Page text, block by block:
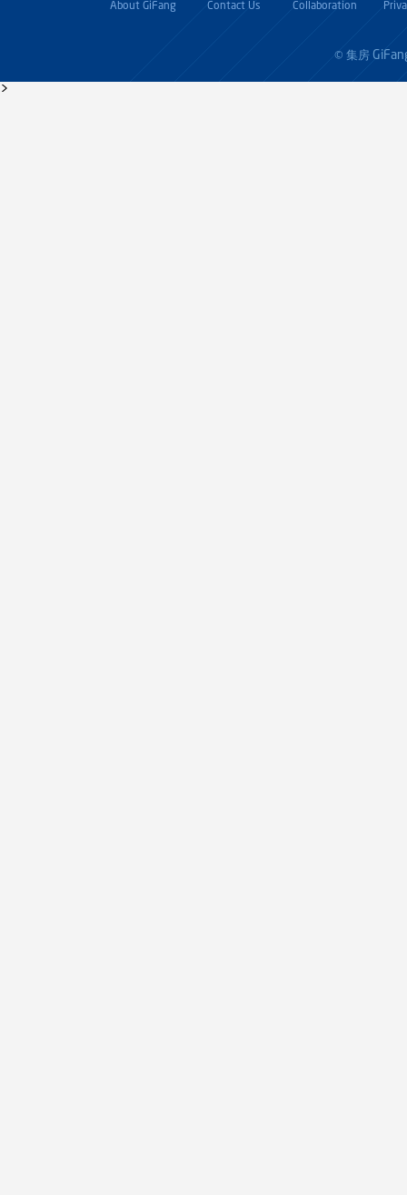
About GiFang Contact Us Collaboration
© 集房
>